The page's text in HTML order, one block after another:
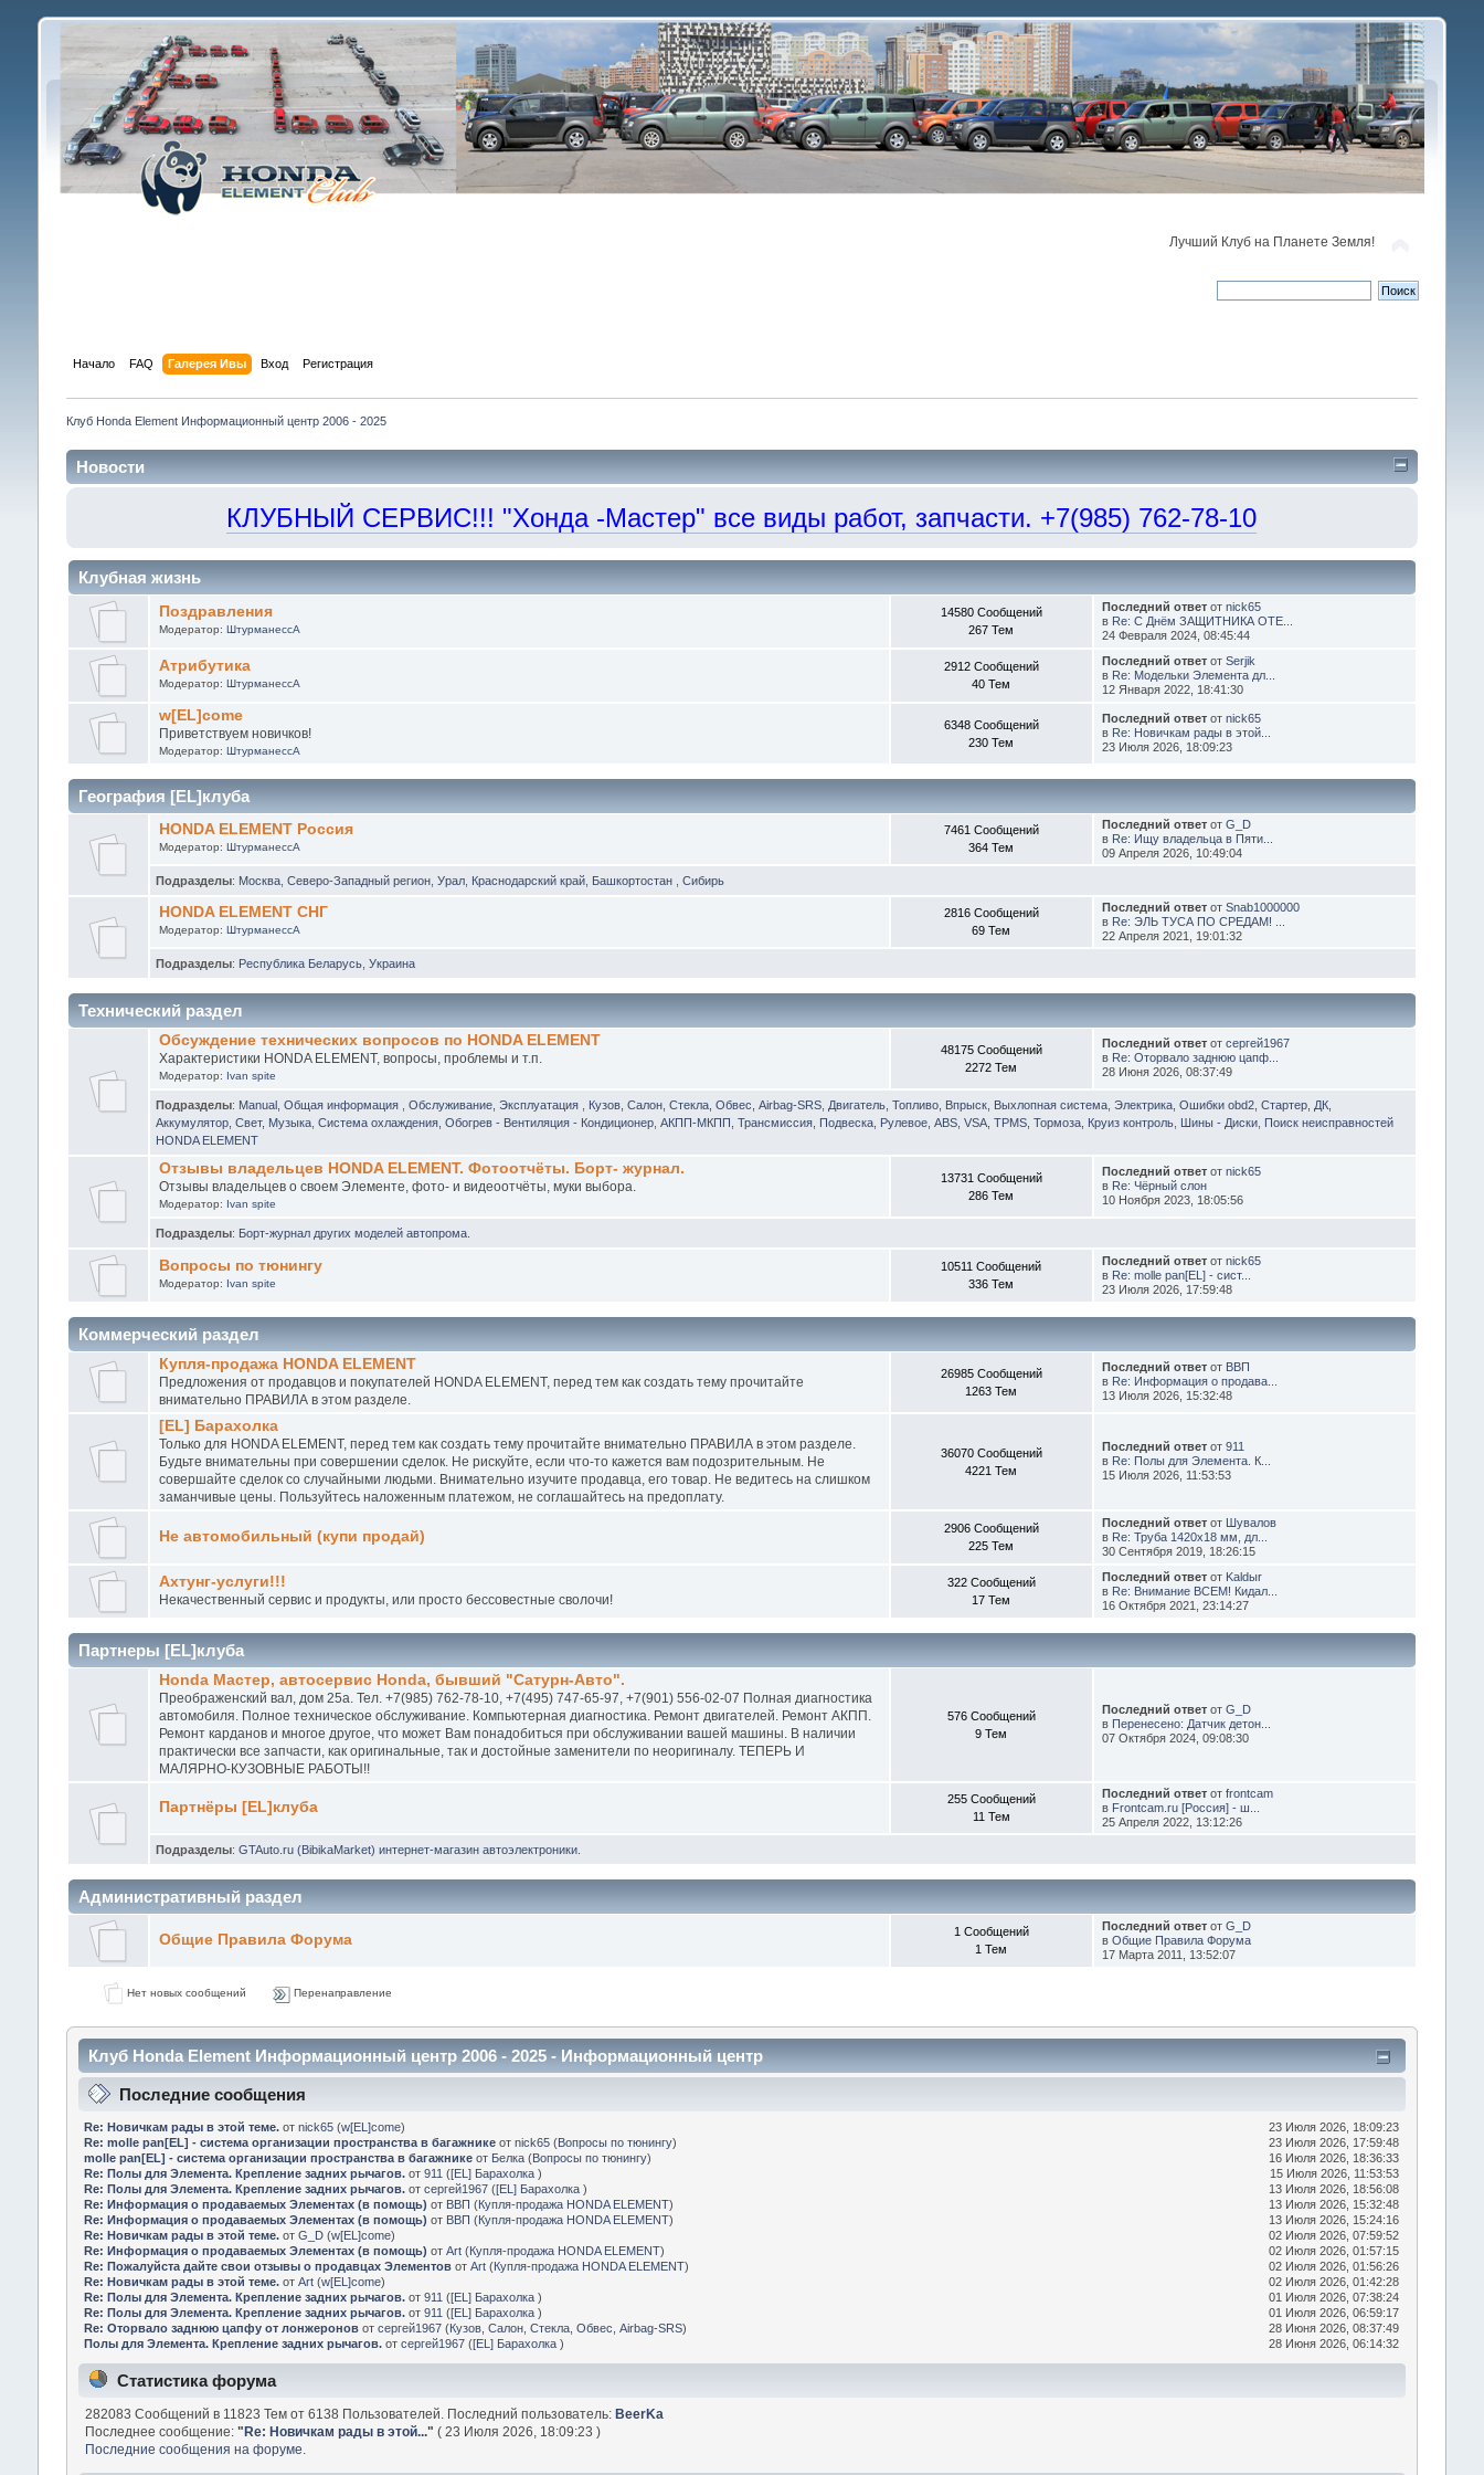
Лучший Клуб на Планете Земля!
Начало FAQ Галерея Ивы Вход Регистрация
Клуб Honda Element Информационный центр 2006 - 2025
Новости
КЛУБНЫЙ СЕРВИС!!! "Хонда -Мастер" все виды работ, запчасти. +7(985) 762-78-10
Клубная жизнь
Поздравления
Модератор:ШтурманессА
14580 Сообщений
267 Тем
Последний ответ отnick65
в Re: С Днём ЗАЩИТНИКА ОТЕ...
24 Февраля 2024, 08:45:44
Атрибутика
Модератор:ШтурманессА
2912 Сообщений
40 Тем
Последний ответ отSerjik
в Re: Модельки Элемента дл...
12 Января 2022, 18:41:30
w[EL]come
Приветствуем новичков!
Модератор:ШтурманессА
6348 Сообщений
230 Тем
Последний ответ отnick65
в Re: Новичкам рады в этой...
23 Июля 2026, 18:09:23
География [EL]клуба
HONDA ELEMENT Россия
Модератор:ШтурманессА
7461 Сообщений
364 Тем
Последний ответ отG_D
в Re: Ищу владельца в Пяти...
09 Апреля 2026, 10:49:04
Подразделы: Москва, Северо-Западный регион, Урал, Краснодарский край, Башкортостан Сибирь
HONDA ELEMENT СНГ
Модератор:ШтурманессА
2816 Сообщений
69 Тем
Последний ответ отSnab1000000
в Re: ЭЛЬ ТУСА ПО СРЕДАМ! ...
22 Апреля 2021, 19:01:32
Подразделы: Республика Беларусь, Украина
Технический раздел
Обсуждение технических вопросов по HONDA ELEMENT
Характеристики HONDA ELEMENT, вопросы, проблемы и т.п.
Модератор: Ivan spite
48175 Сообщений
2272 Тем
Последний ответ отсергей1967
в Re: Оторвало заднюю цапф...
28 Июня 2026, 08:37:49
Подразделы: Manual, Общая информация Обслуживание, Эксплуатация Кузов, Салон, Стекла, Обвес, Airbag-SRS, Двигатель, Топливо, Впрыск, Выхлопная система, Электрика, Ошибки obd2, Стартер, ДК,
Аккумулятор, Свет, Музыка, Система охлаждения, Обогрев - Вентиляция - Кондиционер, АКПП-МКПП, Трансмиссия, Подвеска, Рулевое, ABS, VSA, TPMS, Тормоза, Круиз контроль, Шины - Диски, Поиск неисправностей
HONDA ELEMENT
Отзывы владельцев HONDA ELEMENT. Фотоотчёты. Борт- журнал.
Отзывы владельцев о своем Элементе, фото- и видеоотчёты, муки выбора.
Модератор: Ivan spite
13731 Сообщений
286 Тем
Последний ответ отnick65
в Re: Чёрный слон
10 Ноября 2023, 18:05:56
Подразделы: Борт-журнал других моделей автопрома.
Вопросы по тюнингу
Модератор: Ivan spite
10511 Сообщений
336 Тем
Последний ответ отnick65
в Re: molle pan[EL] - сист...
23 Июля 2026, 17:59:48
Коммерческий раздел
Купля-продажа HONDA ELEMENT
Предложения от продавцов и покупателей HONDA ELEMENT, перед тем как создать тему прочитайте
внимательно ПРАВИЛА в этом разделе.
26985 Сообщений
1263 Тем
Последний ответ от ВВП
в Re: Информация о продава...
13 Июля 2026, 15:32:48
[EL] Барахолка
Только для HONDA ELEMENT, перед тем как создать тему прочитайте внимательно ПРАВИЛА в этом разделе.
Будьте внимательны при совершении сделок. Не рискуйте, если что-то кажется вам подозрительным. Не
совершайте сделок со случайными людьми. Внимательно изучите продавца, его товар. Не ведитесь на слишком
заманчивые цены. Пользуйтесь наложенным платежом, не соглашайтесь на предоплату.
36070 Сообщений
4221 Тем
Последний ответ от911
в Re: Полы для Элемента. К...
15 Июля 2026, 11:53:53
Не автомобильный (купи продай)
2906 Сообщений
225 Тем
Последний ответ от Шувалов
в Re: Труба 1420х18 мм, дл...
30 Сентября 2019, 18:26:15
Ахтунг-услуги!!!
Некачественный сервис и продукты, или просто бессовестные сволочи!
322 Сообщений
17 Тем
Последний ответ от Kaldыr
в Re: Внимание ВСЕМ! Кидал...
16 Октября 2021, 23:14:27
Партнеры [EL]клуба
Honda Мастер, автосервис Honda, бывший "Сатурн-Авто".
Преображенский вал, дом 25а. Тел. +7(985) 762-78-10, +7(495) 747-65-97, +7(901) 556-02-07 Полная диагностика
автомобиля. Полное техническое обслуживание. Компьютерная диагностика. Ремонт двигателей. Ремонт АКПП.
Ремонт карданов и многое другое, что может Вам понадобиться при обслуживании вашей машины. В наличии
практически все запчасти, как оригинальные, так и достойные заменители по неоригиналу. ТЕПЕРЬ И
МАЛЯРНО-КУЗОВНЫЕ РАБОТЫ!!
576 Сообщений
9 Тем
Последний ответ отG_D
в Перенесено: Датчик детон...
07 Октября 2024, 09:08:30
Партнёры [EL]клуба
255 Сообщений
11 Тем
Последний ответ отfrontcam
в Frontcam.ru [Россия] - ш...
25 Апреля 2022, 13:12:26
Подразделы: GTAuto.ru (BibikaMarket) интернет-магазин автоэлектроники.
Административный раздел
Общие Правила Форума
1 Сообщений
1 Тем
Последний ответ отG_D
вОбщие Правила Форума
17 Марта 2011, 13:52:07
Нет новых сообщений Перенаправление
Клуб Honda Element Информационный центр 2006 - 2025 - Информационный центр
Последние сообщения
Re: Новичкам рады в этой теме. отnick65 (w[EL]come)
23 Июля 2026, 18:09:23
Re: molle pan[EL] - система организации пространства в багажнике отnick65 (Вопросы по тюнингу)
23 Июля 2026, 17:59:48
molle pan[EL] - система организации пространства в багажнике от Белка (Вопросы по тюнингу)
16 Июля 2026, 18:36:33
Re: Полы для Элемента. Крепление задних рычагов. от911 ([EL] Барахолка)
15 Июля 2026, 11:53:53
Re: Полы для Элемента. Крепление задних рычагов. отсергей1967 ([EL] Барахолка)
13 Июля 2026, 18:56:08
Re: Информация о продаваемых Элементах (в помощь) от ВВП (Купля-продажа HONDA ELEMENT)
13 Июля 2026, 15:32:48
Re: Информация о продаваемых Элементах (в помощь) от ВВП (Купля-продажа HONDA ELEMENT)
13 Июля 2026, 15:24:16
Re: Новичкам рады в этой теме. отG_D (w[EL]come)
02 Июля 2026, 07:59:52
Re: Информация о продаваемых Элементах (в помощь) отArt (Купля-продажа HONDA ELEMENT)
02 Июля 2026, 01:57:15
Re: Пожалуйста дайте свои отзывы о продавцах Элементов отArt (Купля-продажа HONDA ELEMENT)
02 Июля 2026, 01:56:26
Re: Новичкам рады в этой теме. отArt (w[EL]come)
02 Июля 2026, 01:42:28
Re: Полы для Элемента. Крепление задних рычагов. от911 ([EL] Барахолка)
01 Июля 2026, 07:38:24
Re: Полы для Элемента. Крепление задних рычагов. от911 ([EL] Барахолка)
01 Июля 2026, 06:59:17
Re: Оторвало заднюю цапфу от лонжеронов отсергей1967 (Кузов, Салон, Стекла, Обвес, Airbag-SRS)
28 Июня 2026, 08:37:49
Полы для Элемента. Крепление задних рычагов. отсергей1967 ([EL] Барахолка) 28 Июня 2026, 06:14:32
Статистика форума
282083 Сообщений в 11823 Тем от 6138 Пользователей. Последний пользователь: BeerKa
Последнее сообщение: " Re: Новичкам рады в этой..." ( 23 Июля 2026, 18:09:23 )
Последние сообщения на форуме.